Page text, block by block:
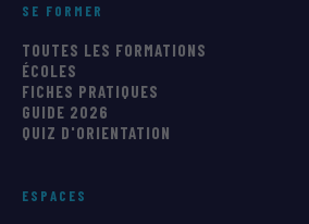
SE FORMER
TOUTES LES FORMATIONS
ÉCOLES
FICHES PRATIQUES
GUIDE 2026
QUIZ D'ORIENTATION
ESPACES